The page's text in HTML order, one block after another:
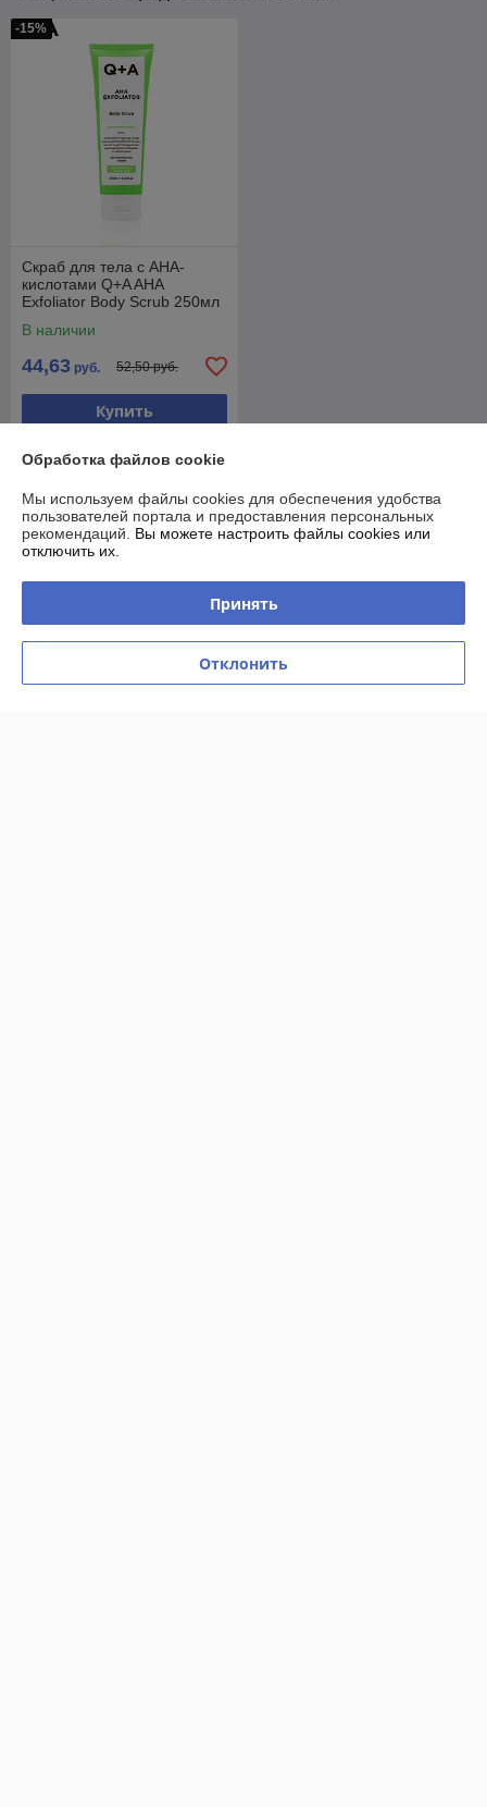
-15%
Скраб для тела с AHA-
кислотами Q+A AHA
Exfoliator Body Scrub 250мл
В наличии
44,63 руб. 52,50 руб.
Купить
Рейтинг не сформирован
Менее 5 отзывов за последний год
Проспект Машерова,18, Минск, Беларусь
Обработка файлов cookie
Мы используем файлы cookies для обеспечения удобства
пользователей портала и предоставления персональных
рекомендаций. Вы можете настроить файлы cookies или
отключить их.
Принять
Отклонить